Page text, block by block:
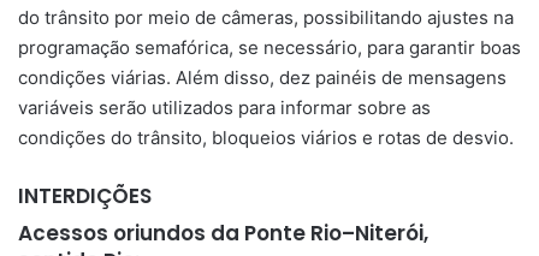
do trânsito por meio de câmeras, possibilitando ajustes na
programação semafórica, se necessário, para garantir boas
condições viárias. Além disso, dez painéis de mensagens
variáveis serão utilizados para informar sobre as
condições do trânsito, bloqueios viários e rotas de desvio.
INTERDIÇÕES
Acessos oriundos da Ponte Rio–Niterói,